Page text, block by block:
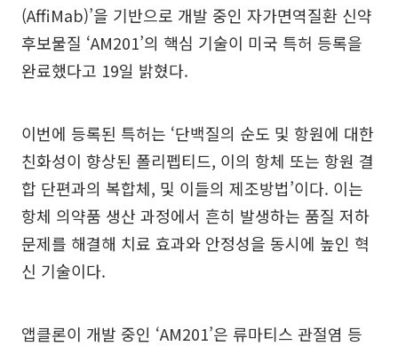
(AffiMab)’을 기반으로 개발 중인 자가면역질환 신약
후보물질 ‘AM201’의 핵심 기술이 미국 특허 등록을
완료했다고 19일 밝혔다.
이번에 등록된 특허는 ‘단백질의 순도 및 항원에 대한
친화성이 향상된 폴리펩티드, 이의 항체 또는 항원 결
합 단편과의 복합체, 및 이들의 제조방법’이다. 이는
항체 의약품 생산 과정에서 흔히 발생하는 품질 저하
문제를 해결해 치료 효과와 안정성을 동시에 높인 혁
신 기술이다.
앱클론이 개발 중인 ‘AM201’은 류마티스 관절염 등